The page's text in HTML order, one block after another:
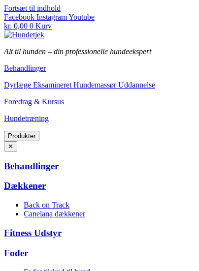
Fortsæt til indhold
Facebook InstagramYoutube
kr. 0,00 0 Kurv
Alt til hunden – din professionelle hundeekspert
Behandlinger
Dyrlæge Eksamineret Hundemassør Uddannelse
Foredrag & Kursus
Hundetræning
Produkter
✕
Behandlinger
Dækkener
Back on Track
Canelana dækkener
Fitness Udstyr
Foder